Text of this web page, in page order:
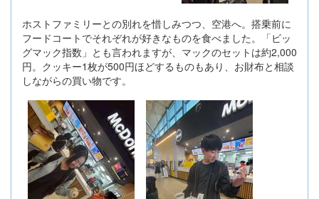
ホストファミリーとの別れを惜しみつつ、空港へ。搭乗前に
フードコートでそれぞれが好きなものを食べました。「ビッ
グマック指数」とも言われますが、マックのセットは約2,000
円。クッキー1枚が500円ほどするものもあり、お財布と相談
しながらの買い物です。